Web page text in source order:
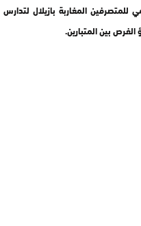
للمتصرفين المغاربة بازيلال لتدارس
بين المتبارين.